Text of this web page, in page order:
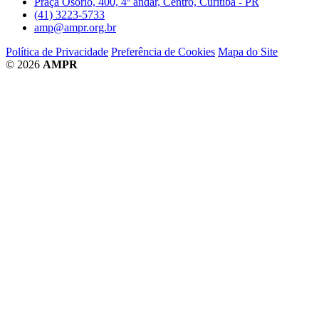
(41) 3223-5733
amp@ampr.org.br
Política de Privacidade Preferência de Cookies Mapa do Site
© 2026 AMPR